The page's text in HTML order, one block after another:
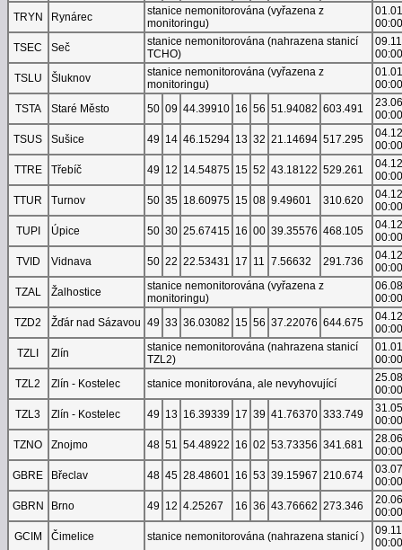
TRYN
Rynárec
stanice nemonitorována (vyřazena z
monitoringu)
00:00
TSEC
Seč
stanice nemonitorována (nahrazena stanicí
TCHO)
00:00
TSLU
Šluknov
stanice nemonitorována (vyřazena z
monitoringu)
00:00
TSTA
Staré Město 50 09 44.39910 16 56 51.94082 603.491
00:00
TSUS
Sušice 49 14 46.15294 13 32 21.14694 517.295
00:00
TTRE
Třebíč 49 12 14.54875 15 52 43.18122 529.261
00:00
TTUR
Turnov 50 35 18.60975 15 08 9.49601 310.620
00:00
TUPI
Úpice 50 30 25.67415 16 00 39.35576 468.105
00:00
TVID
Vidnava 50 22 22.53431 17 11 7.56632 291.736
00:00
TZAL
Žalhostice
stanice nemonitorována (vyřazena z
monitoringu)
00:00
TZD2
Žďár nad Sázavou 49 33 36.03082 15 56 37.22076 644.675
00:00
TZLI
Zlín
stanice nemonitorována (nahrazena stanicí
TZL2)
00:00
TZL2
Zlín - Kostelec stanice monitorována, ale nevyhovující
00:00
TZL3
Zlín - Kostelec 49 13 16.39339 17 39 41.76370 333.749
00:00
TZNO
Znojmo 48 51 54.48922 16 02 53.73356 341.681
00:00
GBRE
Břeclav 48 45 28.48601 16 53 39.15967 210.674
00:00
GBRN
Brno 49 12 4.25267 16 36 43.76662 273.346
00:00
GCIM
Čimelice stanice nemonitorována (nahrazena stanicí )
00:00